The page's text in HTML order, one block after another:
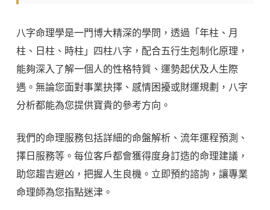
八字命理學是一門博大精深的學問，透過「年柱、月
柱、日柱、時柱」四柱八字，配合五行生剋制化原理，
能夠深入了解一個人的性格特質、運勢起伏及人生際
遇。無論您面對事業抉擇、感情困擾或財運規劃，八字
分析都能為您提供寶貴的參考方向。
我們的命理服務包括詳細的命盤解析、流年運程預測、
擇日服務等。每位客戶都會獲得度身訂造的命理建議，
助您趨吉避凶，把握人生良機。立即預約諮詢，讓專業
命理師為您指點迷津。